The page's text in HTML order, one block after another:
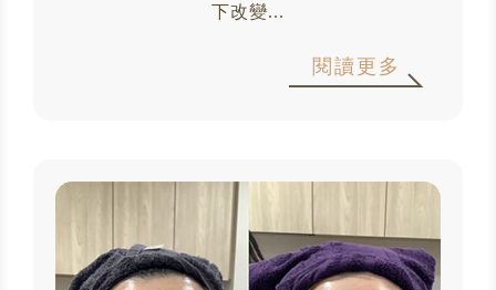
下改變...
閱讀更多